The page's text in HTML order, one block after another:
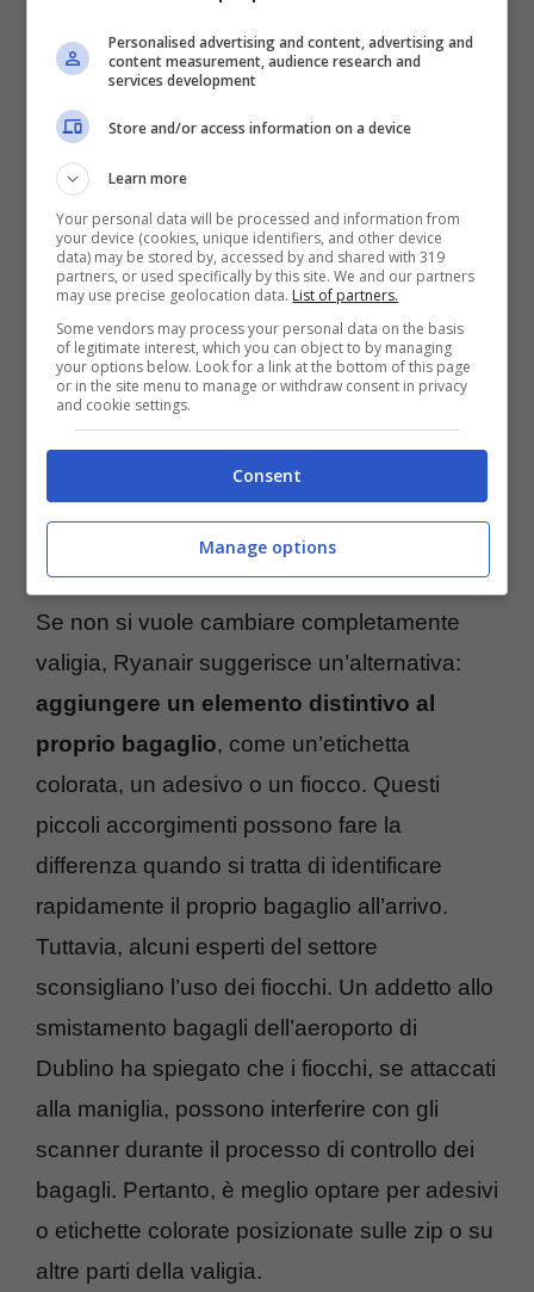
Ad esempio una valigia rossa, gialla o verde
è molto più facile da riconoscere rispetto a
una nera o grigia, che si confonde facilmente
tra le altre. Secondo Ryanair, valigie nere, blu
scure e grigie sono utilizzate da gran parte
dei passeggeri,rendendo più difficile
Identificare il proprio bagaglio
Se non si vuole cambiare completamente
valigia, Ryanair suggerisce un’alternativa:
aggiungere un elemento distintivo al
proprio bagaglio, come un’etichetta
colorata, un adesivo o un fiocco. Questi
piccoli accorgimenti possono fare la
differenza quando si tratta di identificare
rapidamente il proprio bagaglio all’arrivo.
Tuttavia, alcuni esperti del settore
sconsigliano l’uso dei fiocchi. Un addetto allo
smistamento bagagli dell’aeroporto di
Dublino ha spiegato che i fiocchi, se attaccati
alla maniglia, possono interferire con gli
scanner durante il processo di controllo dei
bagagli. Pertanto, è meglio optare per adesivi
o etichette colorate posizionate sulle zip o su
altre parti della valigia.
Personalised advertising and content, advertising and
content measurement, audience research and
services development
Store and/or access information on a device
Learn more
Your personal data will be processed and information from
your device (cookies, unique identifiers, and other device
data) may be stored by, accessed by and shared with 319
partners, or used specifically by this site. We and our partners
may use precise geolocation data. List of partners.
Some vendors may process your personal data on the basis
of legitimate interest, which you can object to by managing
your options below. Look for a link at the bottom of this page
or in the site menu to manage or withdraw consent in privacy
and cookie settings.
Consent
Manage options